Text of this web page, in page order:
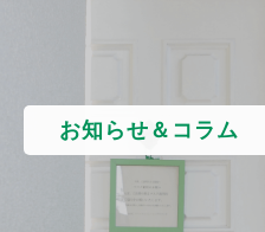
お知らせ＆コラム